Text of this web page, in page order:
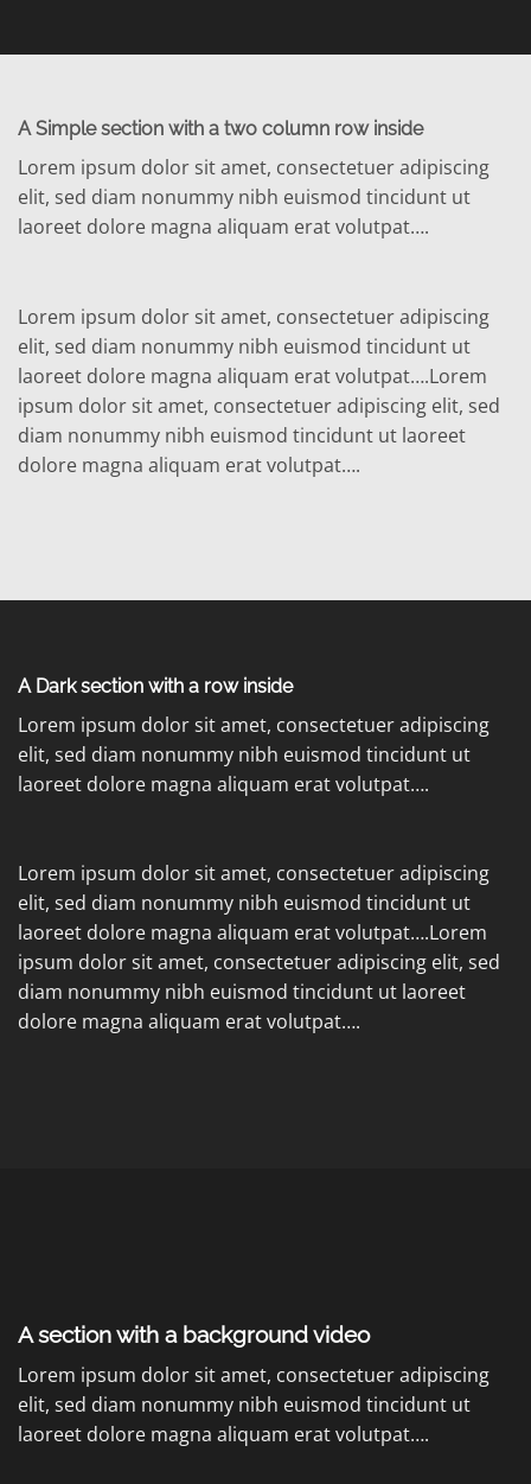
A Simple section with a two column row inside
Lorem ipsum dolor sit amet, consectetuer adipiscing
elit, sed diam nonummy nibh euismod tincidunt ut
laoreet dolore magna aliquam erat volutpat….
Lorem ipsum dolor sit amet, consectetuer adipiscing
elit, sed diam nonummy nibh euismod tincidunt ut
laoreet dolore magna aliquam erat volutpat….Lorem
ipsum dolor sit amet, consectetuer adipiscing elit, sed
diam nonummy nibh euismod tincidunt ut laoreet
dolore magna aliquam erat volutpat….
A Dark section with a row inside
Lorem ipsum dolor sit amet, consectetuer adipiscing
elit, sed diam nonummy nibh euismod tincidunt ut
laoreet dolore magna aliquam erat volutpat….
Lorem ipsum dolor sit amet, consectetuer adipiscing
elit, sed diam nonummy nibh euismod tincidunt ut
laoreet dolore magna aliquam erat volutpat….Lorem
ipsum dolor sit amet, consectetuer adipiscing elit, sed
diam nonummy nibh euismod tincidunt ut laoreet
dolore magna aliquam erat volutpat….
A section with a background video
Lorem ipsum dolor sit amet, consectetuer adipiscing
elit, sed diam nonummy nibh euismod tincidunt ut
laoreet dolore magna aliquam erat volutpat….